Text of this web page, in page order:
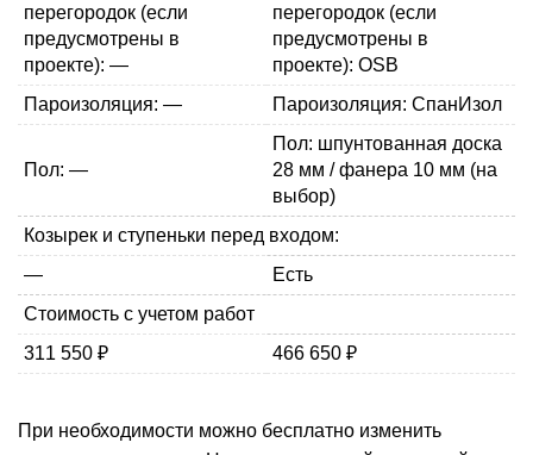
перегородок (если
предусмотрены в
проекте): —
перегородок (если
предусмотрены в
проекте): OSB
Пароизоляция: —
Пароизоляция: СпанИзол
Пол: —
Пол: шпунтованная доска
28 мм / фанера 10 мм (на
выбор)
Козырек и ступеньки перед входом:
—
Есть
Стоимость с учетом работ
311 550 ₽
466 650 ₽
При необходимости можно бесплатно изменить